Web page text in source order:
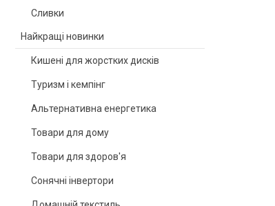
Сливки
Найкращі новинки
Кишені для жорстких дисків
Туризм і кемпінг
Альтернативна енергетика
Товари для дому
Товари для здоров'я
Сонячні інвертори